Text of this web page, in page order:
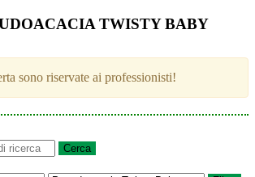
TWISTY BABY
sono riservate ai professionisti!